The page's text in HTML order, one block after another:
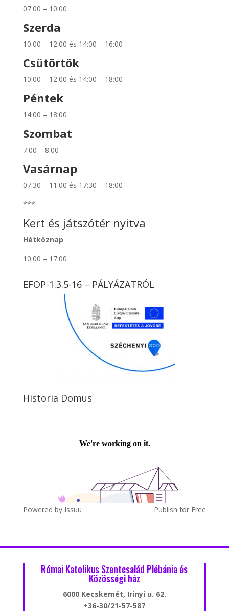
07:00 – 10:00
Szerda
10:00 – 12:00 és 14:00 – 16:00
Csütörtök
10:00 – 12:00 és 14:00 – 18:00
Péntek
14:00 – 18:00
Szombat
7:00 – 8:00
Vasárnap
07:30 – 11:00 és 17:30 – 18:00
***
Kert és játszótér nyitva
Hétköznap
10:00 – 17:00
EFOP-1.3.5-16 – PÁLYÁZATRÓL
Historia Domus
Powered by Issuu Publish for Free
Római Katolikus Szentcsalád Plébánia és
Közösségi ház
6000 Kecskemét, Irinyi u. 62.
+36-30/21-57-587